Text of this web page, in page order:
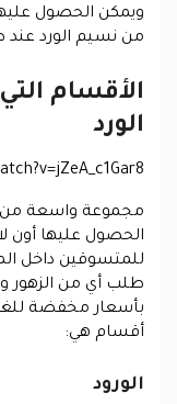
ويمكن الحصول
من نسيم الورد عند
الأقسام
الورد
مجموعة واسعة من
الحصول عليها أون
للمتسوقين داخل
طلب أي من الزهور
بأسعار مخفضة
أقسام هي:
الورود